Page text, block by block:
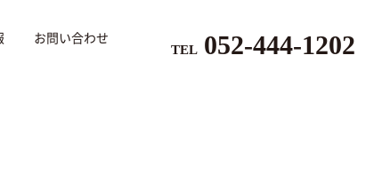
TEL 052-444-1202
お問い合わせ